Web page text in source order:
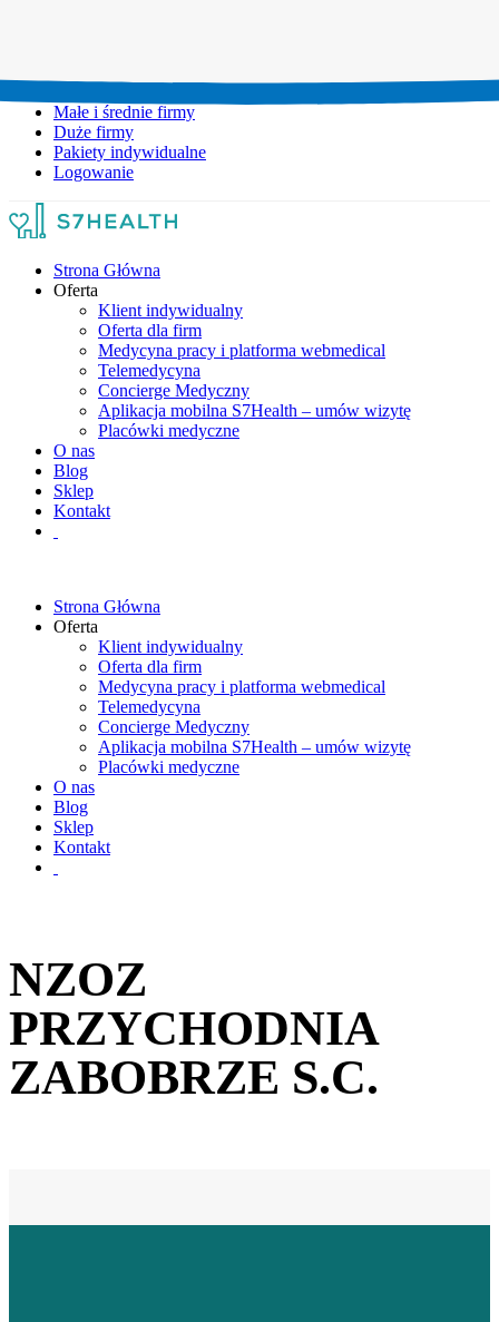
Małe i średnie firmy
Duże firmy
Pakiety indywidualne
Logowanie
Strona Główna
Oferta
Klient indywidualny
Oferta dla firm
Medycyna pracy i platforma webmedical
Telemedycyna
Concierge Medyczny
Aplikacja mobilna S7Health – umów wizytę
Placówki medyczne
O nas
Blog
Sklep
Kontakt
Strona Główna
Oferta
Klient indywidualny
Oferta dla firm
Medycyna pracy i platforma webmedical
Telemedycyna
Concierge Medyczny
Aplikacja mobilna S7Health – umów wizytę
Placówki medyczne
O nas
Blog
Sklep
Kontakt
NZOZ
PRZYCHODNIA
ZABOBRZE S.C.